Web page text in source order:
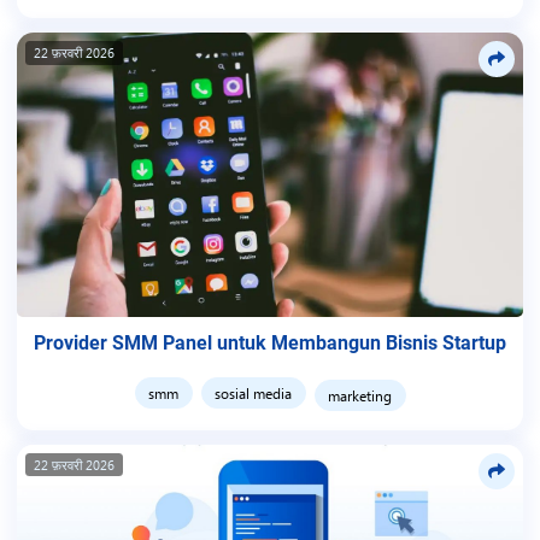
22 फ़रवरी 2026
Provider SMM Panel untuk Membangun Bisnis Startup
smm sosial media marketing
22 फ़रवरी 2026